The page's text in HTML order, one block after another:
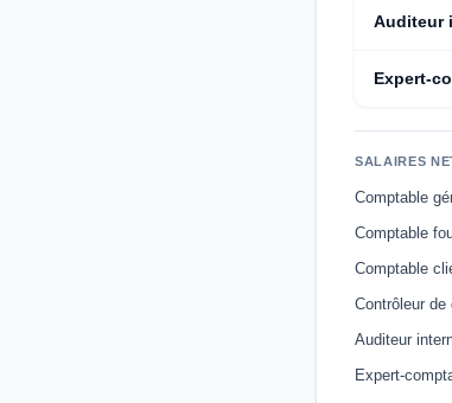
Auditeur
Expert-
SALAIRES
Comptable
Comptable
Comptable
Contrôleur de
Auditeur
Expert-